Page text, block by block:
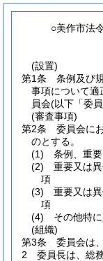
○美作市法
(設置)
第1条
条例及び
事項について適
員会(以下「委
(審査事項)
第2条
委員会に
のとする。
(1)
条例、重
(2)
重要又は
項
(3)
重要又は
項
(4)
その他特
(組織)
第3条
委員会は
2
委員長は、総